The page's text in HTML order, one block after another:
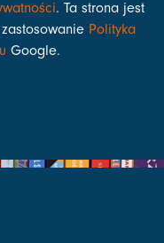
. Ta strona jest
Polityka
Google.